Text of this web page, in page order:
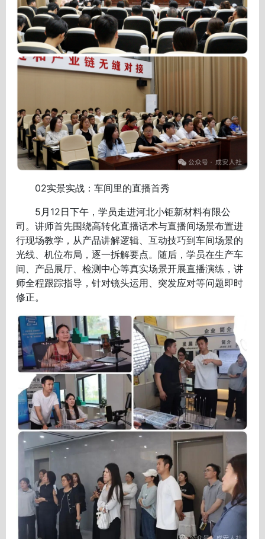
02实景实战：车间里的直播首秀
5月12日下午，学员走进河北小钜新材料有限公
司。讲师首先围绕高转化直播话术与直播间场景布置进
行现场教学，从产品讲解逻辑、互动技巧到车间场景的
光线、机位布局，逐一拆解要点。随后，学员在生产车
间、产品展厅、检测中心等真实场景开展直播演练，讲
师全程跟踪指导，针对镜头运用、突发应对等问题即时
修正。